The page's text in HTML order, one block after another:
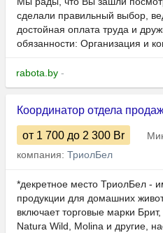
сделали правильный выбор,
достойная оплата труда и
обязанности: Организация и
rabota.by -
Координатор отдела
от 1 700 до 2 300 Br
компания: ТриолБел
*декретное место ТриолБел -
продукции для домашних
включает торговые марки
Natura Wild, Molina и другие,